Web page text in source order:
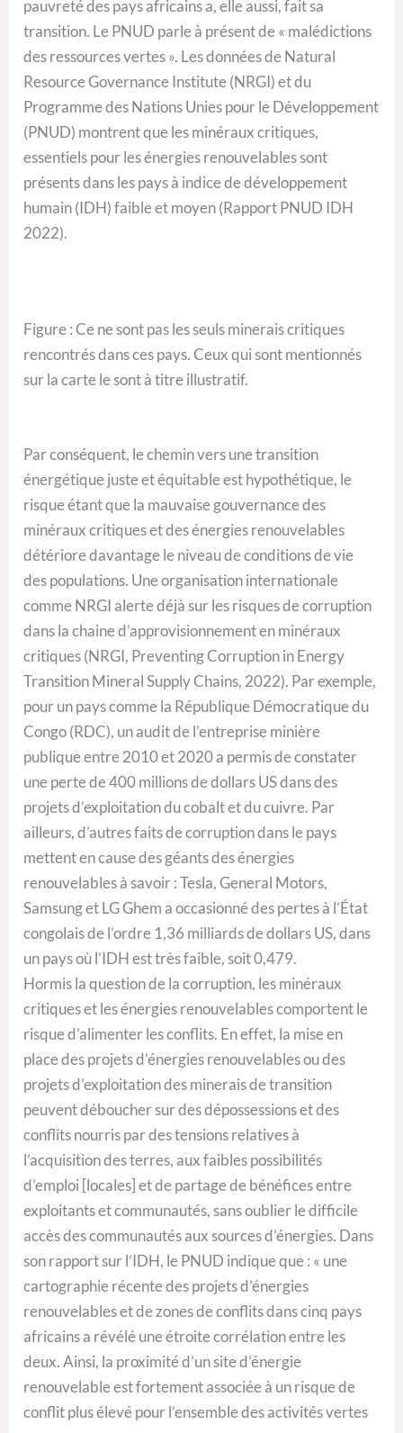
pauvreté des pays africains a, elle aussi, fait sa
transition. Le PNUD parle à présent de « malédictions
des ressources vertes ». Les données de Natural
Resource Governance Institute (NRGI) et du
Programme des Nations Unies pour le Développement
(PNUD) montrent que les minéraux critiques,
essentiels pour les énergies renouvelables sont
présents dans les pays à indice de développement
humain (IDH) faible et moyen (Rapport PNUD IDH
2022).
Figure : Ce ne sont pas les seuls minerais critiques
rencontrés dans ces pays. Ceux qui sont mentionnés
sur la carte le sont à titre illustratif.
Par conséquent, le chemin vers une transition
énergétique juste et équitable est hypothétique, le
risque étant que la mauvaise gouvernance des
minéraux critiques et des énergies renouvelables
détériore davantage le niveau de conditions de vie
des populations. Une organisation internationale
comme NRGI alerte déjà sur les risques de corruption
dans la chaine d’approvisionnement en minéraux
critiques (NRGI, Preventing Corruption in Energy
Transition Mineral Supply Chains, 2022). Par exemple,
pour un pays comme la République Démocratique du
Congo (RDC), un audit de l’entreprise minière
publique entre 2010 et 2020 a permis de constater
une perte de 400 millions de dollars US dans des
projets d’exploitation du cobalt et du cuivre. Par
ailleurs, d’autres faits de corruption dans le pays
mettent en cause des géants des énergies
renouvelables à savoir : Tesla, General Motors,
Samsung et LG Ghem a occasionné des pertes à l’État
congolais de l’ordre 1,36 milliards de dollars US, dans
un pays où l’IDH est très faible, soit 0,479.
Hormis la question de la corruption, les minéraux
critiques et les énergies renouvelables comportent le
risque d’alimenter les conflits. En effet, la mise en
place des projets d’énergies renouvelables ou des
projets d’exploitation des minerais de transition
peuvent déboucher sur des dépossessions et des
conflits nourris par des tensions relatives à
l’acquisition des terres, aux faibles possibilités
d’emploi [locales] et de partage de bénéfices entre
exploitants et communautés, sans oublier le difficile
accès des communautés aux sources d’énergies. Dans
son rapport sur l’IDH, le PNUD indique que : « une
cartographie récente des projets d’énergies
renouvelables et de zones de conflits dans cinq pays
africains a révélé une étroite corrélation entre les
deux. Ainsi, la proximité d’un site d’énergie
renouvelable est fortement associée à un risque de
conflit plus élevé pour l’ensemble des activités vertes